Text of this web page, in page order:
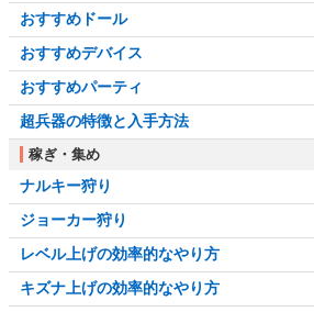
おすすめドール
おすすめデバイス
おすすめパーティ
超兵器の特徴と入手方法
稼ぎ・集め
ナルキー狩り
ジョーカー狩り
レベル上げの効率的なやり方
キズナ上げの効率的なやり方